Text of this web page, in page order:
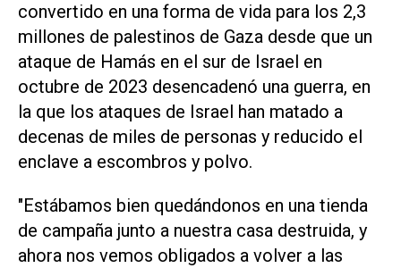
convertido en una forma de vida para los 2,3
millones de palestinos de Gaza desde que un
ataque de Hamás en el sur de Israel en
octubre de 2023 desencadenó una guerra, en
la que los ataques de Israel han matado a
decenas de miles de personas y reducido el
enclave a escombros y polvo.
"Estábamos bien quedándonos en una tienda
de campaña junto a nuestra casa destruida, y
ahora nos vemos obligados a volver a las